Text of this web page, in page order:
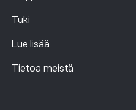
Tuki
Lue lisää
Tietoa meistä